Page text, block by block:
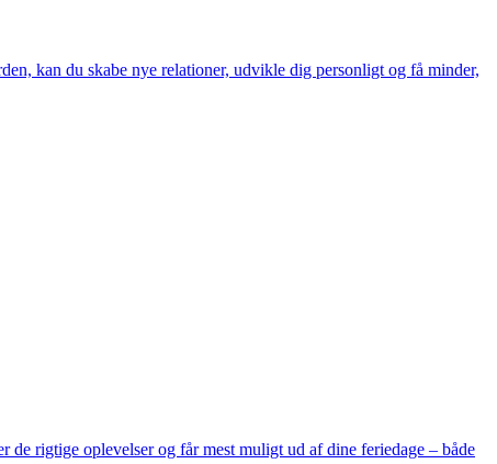
kan du skabe nye relationer, udvikle dig personligt og få minder,
rigtige oplevelser og får mest muligt ud af dine feriedage – både